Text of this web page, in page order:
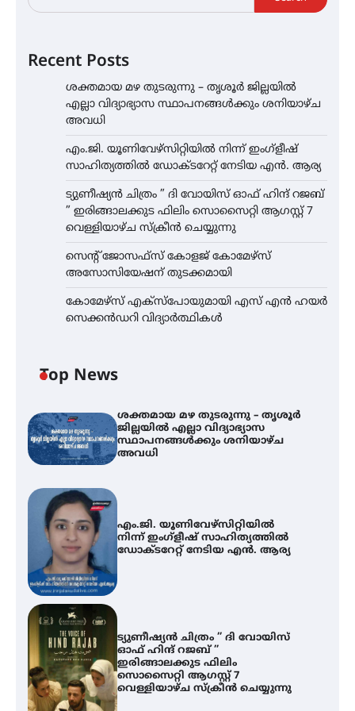
Recent Posts
ശക്തമായ മഴ തുടരുന്നു – തൃശൂർ ജില്ലയിൽ
എല്ലാ വിദ്യാഭ്യാസ സ്ഥാപനങ്ങൾക്കും ശനിയാഴ്ച
അവധി
എം.ജി. യൂണിവേഴ്‌സിറ്റിയിൽ നിന്ന് ഇംഗ്ളീഷ്
സാഹിത്യത്തിൽ ഡോക്ടറേറ്റ് നേടിയ എൻ. ആര്യ
ട്യുണീഷ്യൻ ചിത്രം ” ദി വോയിസ് ഓഫ് ഹിന്ദ് റജബ്
” ഇരിങ്ങാലക്കുട ഫിലിം സൊസൈറ്റി ആഗസ്റ്റ് 7
വെള്ളിയാഴ്ച സ്‌ക്രീൻ ചെയ്യുന്നു
സെന്റ് ജോസഫ്സ് കോളജ് കോമേഴ്‌സ്
അസോസിയേഷന് തുടക്കമായി
കോമേഴ്സ് എക്സ്പോയുമായി എസ് എൻ ഹയർ
സെക്കൻഡറി വിദ്യാർത്ഥികൾ
Top News
ശക്തമായ മഴ തുടരുന്നു – തൃശൂർ
ജില്ലയിൽ എല്ലാ വിദ്യാഭ്യാസ
സ്ഥാപനങ്ങൾക്കും ശനിയാഴ്ച
അവധി
എം.ജി. യൂണിവേഴ്‌സിറ്റിയിൽ
നിന്ന് ഇംഗ്ളീഷ് സാഹിത്യത്തിൽ
ഡോക്ടറേറ്റ് നേടിയ എൻ. ആര്യ
ട്യുണീഷ്യൻ ചിത്രം ” ദി വോയിസ്
ഓഫ് ഹിന്ദ് റജബ് ”
ഇരിങ്ങാലക്കുട ഫിലിം
സൊസൈറ്റി ആഗസ്റ്റ് 7
വെള്ളിയാഴ്ച സ്‌ക്രീൻ ചെയ്യുന്നു